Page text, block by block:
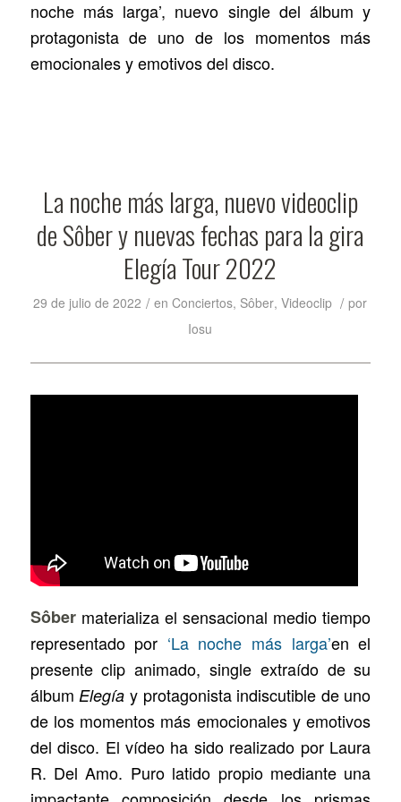
noche más larga’, nuevo single del álbum y
protagonista de uno de los momentos más
emocionales y emotivos del disco.
La noche más larga, nuevo videoclip
de Sôber y nuevas fechas para la gira
Elegía Tour 2022
29 de julio de 2022 / enConciertos, Sôber,Videoclip / por
Iosu
Sôbermaterializa el sensacional medio tiempo
representado por ‘La noche más larga’en el
presente clip animado, single extraído de su
álbumElegía y protagonista indiscutible de uno
de los momentos más emocionales y emotivos
del disco. El vídeo ha sido realizado por Laura
R. Del Amo. Puro latido propio mediante una